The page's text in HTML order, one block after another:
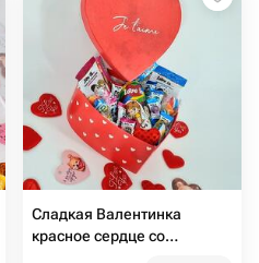
Сладкая Валентинка
красное сердце со